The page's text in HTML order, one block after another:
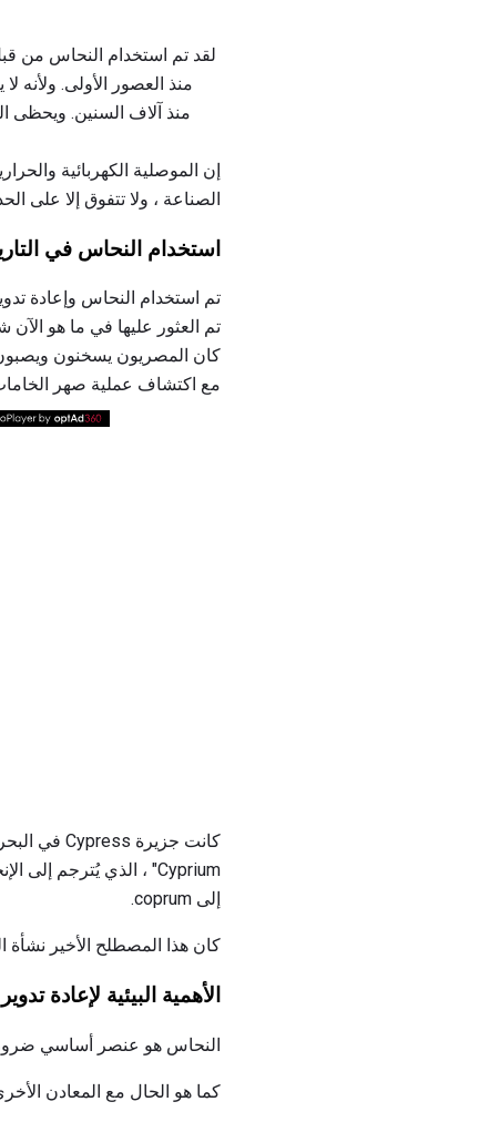
منذ العصور الأولى. ولأنه
منذ آلاف السنين. ويحظى
إن الموصلية الكهربائية
الصناعة ، ولا تتفوق إلا على
استخدام النحاس في
مع اكتشاف عملية صهر
إلى coprum.
كان هذا المصطلح الأخير نشأة
الأهمية البيئية لإعادة
النحاس هو عنصر أساسي
كما هو الحال مع المعادن